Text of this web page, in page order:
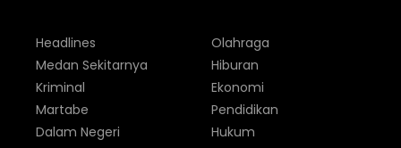
Headlines
Medan Sekitarnya
Kriminal
Martabe
Dalam Negeri
Olahraga
Hiburan
Ekonomi
Pendidikan
Hukum